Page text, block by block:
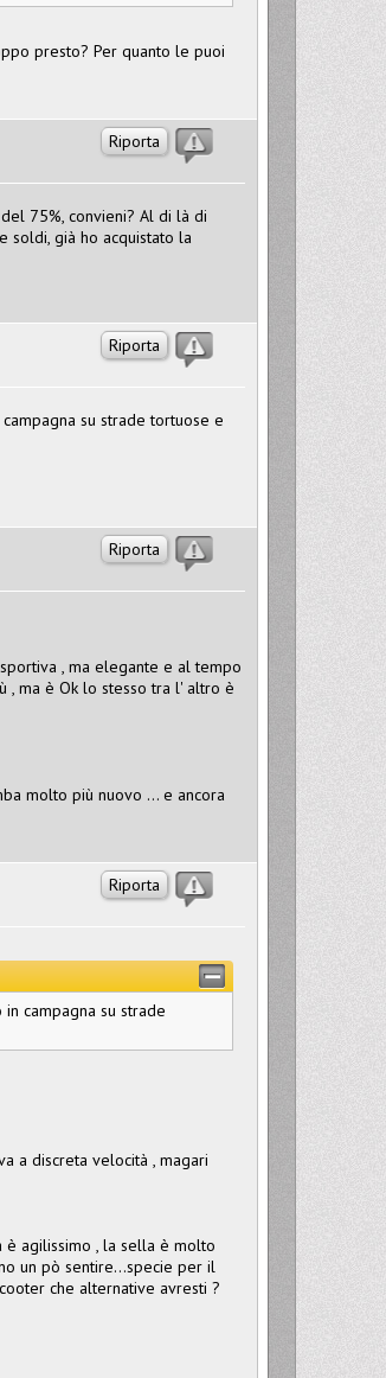
presto? Per quanto le puoi
Riporta
75%, convieni? Al di là di
soldi, già ho acquistato la
Riporta
su strade tortuose e
Riporta
, ma elegante e al tempo
, ma è Ok lo stesso tra l' altro è
molto più nuovo ... e ancora
Riporta
campagna su strade
a discreta velocità , magari
è agilissimo , la sella è molto
un pò sentire...specie per il
che alternative avresti ?